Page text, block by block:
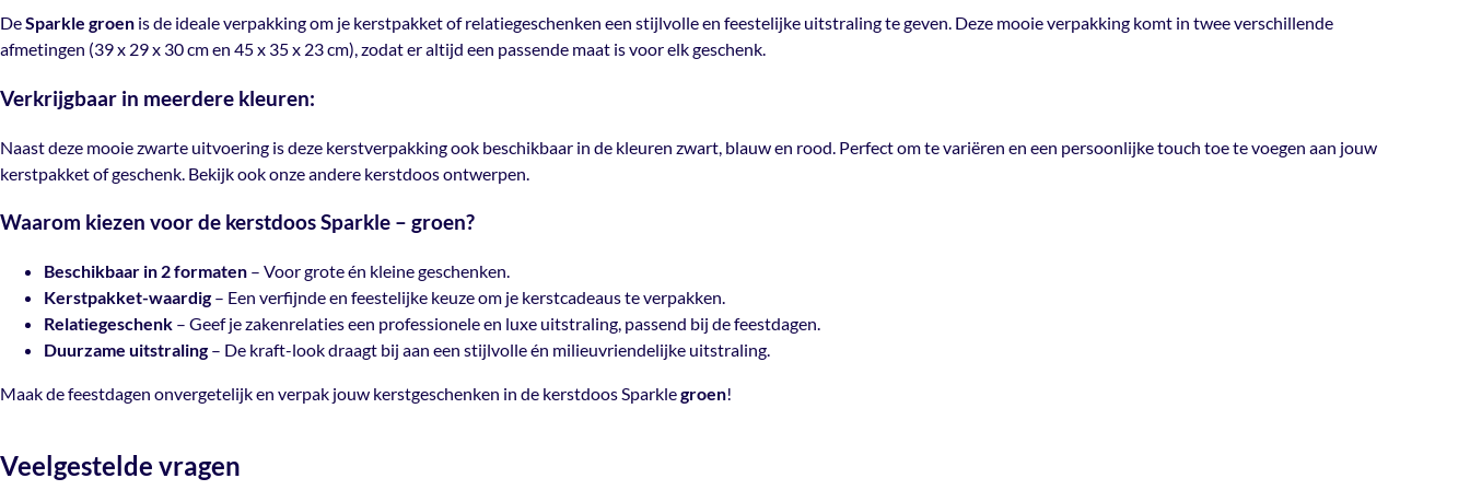
Materiaal
Gratis verzending vanaf €300
Verkrijgbaar in meerdere kleuren:
ontwerpen.
Relatiegeschenk
DeSparkle groen is de ideale verpakking om je kerstpakket of relatiegeschenken een stijlvolle en feestelijke uitstraling te geven. Deze mooie verpakking komt in twee verschillende
afmetingen (39 x 29 x 30 cm en 45 x 35 x 23 cm), zodat er altijd een passende maat is voor elk geschenk.
Verkrijgbaar in meerdere kleuren:
Naast deze mooie zwarte uitvoering is deze kerstverpakking ook beschikbaar in de kleuren zwart blauwen rood . Perfect om te variëren en een persoonlijke touch toe te voegen aan jouw
kerstpakket of geschenk. Bekijk ook onze andere kerstdoosontwerpen.
Waarom kiezen voor de kerstdoos Sparkle – groen?
Beschikbaar in 2 formaten – Voor grote én kleine geschenken.
Kerstpakket-waardig– Een verfijnde en feestelijke keuze om je kerstcadeaus te verpakken.
Relatiegeschenk – Geef je zakenrelaties een professionele en luxe uitstraling, passend bij de feestdagen.
Duurzame uitstraling– De kraft-look draagt bij aan een stijlvolle én milieuvriendelijke uitstraling.
Maak de feestdagen onvergetelijk en verpak jouw kerstgeschenken in de kerstdoos Sparklegroen!
Veelgestelde vragen